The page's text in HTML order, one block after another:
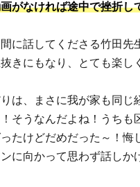
がなければ途中で挫折し
に話してくださる竹田先
きにもなり、とても楽し
は、まさに我が家も同じ
そうなんだよね！うちも
たけどだめだった～！悔
に向かって思わず話しか